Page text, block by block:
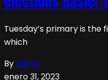
Tuesday’s primary is
which
Byadmin
enero 31, 2023